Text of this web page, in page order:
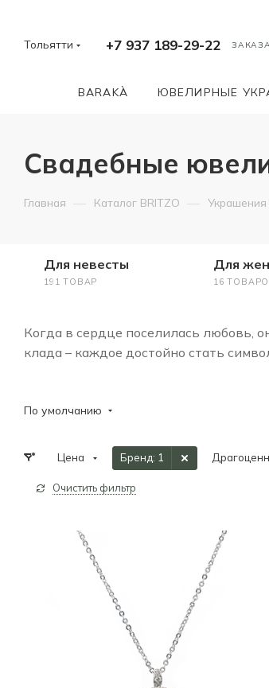
Тольятти +7 937 189-29-22
BARAKÀ ЮВЕЛИРНЫЕ
Свадебные
Главная — Каталог BRITZO — Украшения
Для невесты
191 ТОВАР
Для
16
Когда в сердце поселилась любовь,
клада – каждое достойно стать
По умолчанию
Цена Бренд: 1
Очистить фильтр